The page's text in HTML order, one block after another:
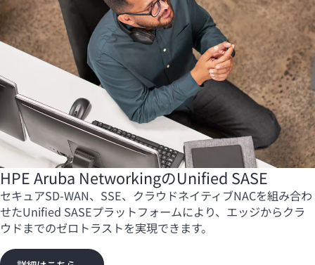
HPE Aruba NetworkingのUnified SASE
セキュアSD-WAN、SSE、クラウドネイティブNACを組み合わ
せたUnified SASEプラットフォームにより、エッジからクラ
ウドまでのゼロトラストを実現できます。